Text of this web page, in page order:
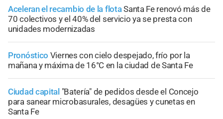
Aceleran el recambio de la flotaSanta Fe renovó más de
70 colectivos y el 40% del servicio ya se presta con
unidades modernizadas
Pronóstico Viernes con cielo despejado, frío por la
mañana y máxima de 16°C en la ciudad de Santa Fe
Ciudad capital "Batería" de pedidos desde el Concejo
para sanear microbasurales, desagües y cunetas en
Santa Fe